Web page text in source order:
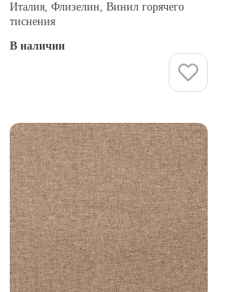
Италия, Флизелин, Винил горячего
тиснения
В наличии